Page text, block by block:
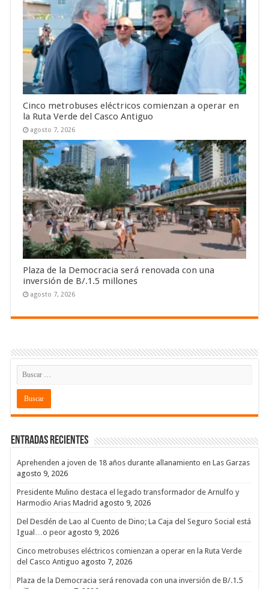
Cinco metrobuses eléctricos comienzan a operar en
la Ruta Verde del Casco Antiguo
agosto 7, 2026
Plaza de la Democracia será renovada con una
inversión de B/.1.5 millones
agosto 7, 2026
Entradas recientes
Aprehenden a joven de 18 años durante allanamiento en Las Garzas
agosto 9, 2026
Presidente Mulino destaca el legado transformador de Arnulfo y
Harmodio Arias Madrid agosto 9, 2026
Del Desdén de Lao al Cuento de Dino; La Caja del Seguro Social está
Igual…o peor agosto 9, 2026
Cinco metrobuses eléctricos comienzan a operar en la Ruta Verde
del Casco Antiguo agosto 7, 2026
Plaza de la Democracia será renovada con una inversión de B/.1.5